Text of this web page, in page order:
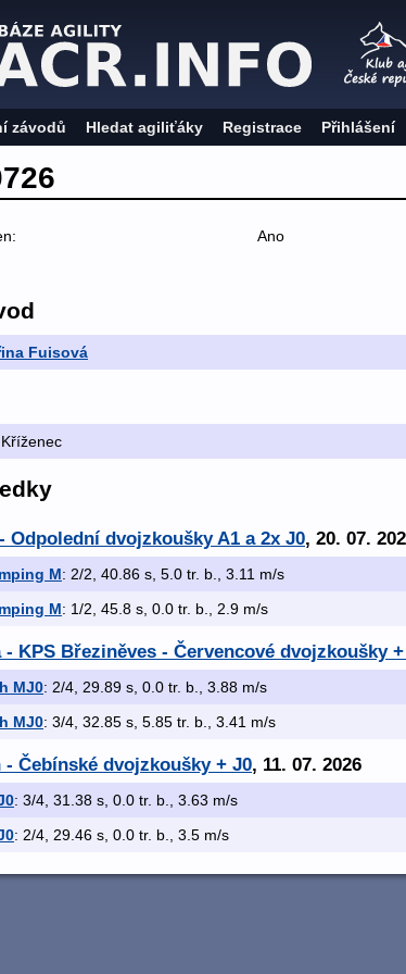
závodů Hledat agiliťáky Registrace Přihlášení
Ano
Fuisová
Odpolední dvojzkoušky A1 a 2x J0, 20. 07.
M: 2/2, 40.86 s, 5.0 tr. b., 3.11 m/s
M: 1/2, 45.8 s, 0.0 tr. b., 2.9 m/s
- KPS Březiněves - Červencové dvojzkoušky
MJ0: 2/4, 29.89 s, 0.0 tr. b., 3.88 m/s
MJ0: 3/4, 32.85 s, 5.85 tr. b., 3.41 m/s
- Čebínské dvojzkoušky + J0, 11. 07. 2026
: 3/4, 31.38 s, 0.0 tr. b., 3.63 m/s
: 2/4, 29.46 s, 0.0 tr. b., 3.5 m/s